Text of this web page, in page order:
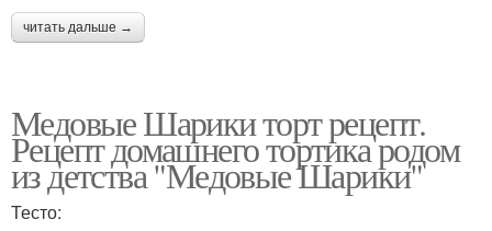
читать дальше →
Медовые Шарики торт рецепт.
Рецепт домашнего тортика родом
из детства "Медовые Шарики"
Тесто: